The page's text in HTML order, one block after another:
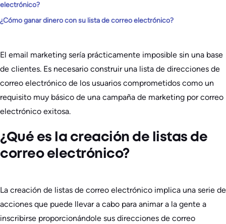
electrónico?
¿Cómo ganar dinero con su lista de correo electrónico?
El email marketing sería prácticamente imposible sin una base
de clientes. Es necesario construir una lista de direcciones de
correo electrónico de los usuarios comprometidos como un
requisito muy básico de una campaña de marketing por correo
electrónico exitosa.
¿Qué es la creación de listas de
correo electrónico?
La creación de listas de correo electrónico implica una serie de
acciones que puede llevar a cabo para animar a la gente a
inscribirse proporcionándole sus direcciones de correo